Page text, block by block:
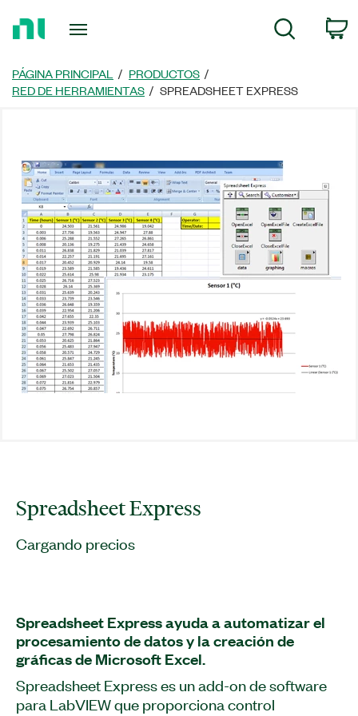
página
principal
Búsqueda
PÁGINA PRINCIPAL
PRODUCTOS
RED DE HERRAMIENTAS
SPREADSHEET EXPRESS
Spreadsheet Express
Cargando precios
Spreadsheet Express ayuda a automatizar el
procesamiento de datos y la creación de
gráficas de Microsoft Excel.
Spreadsheet Express es un add-on de software
para LabVIEW que proporciona control